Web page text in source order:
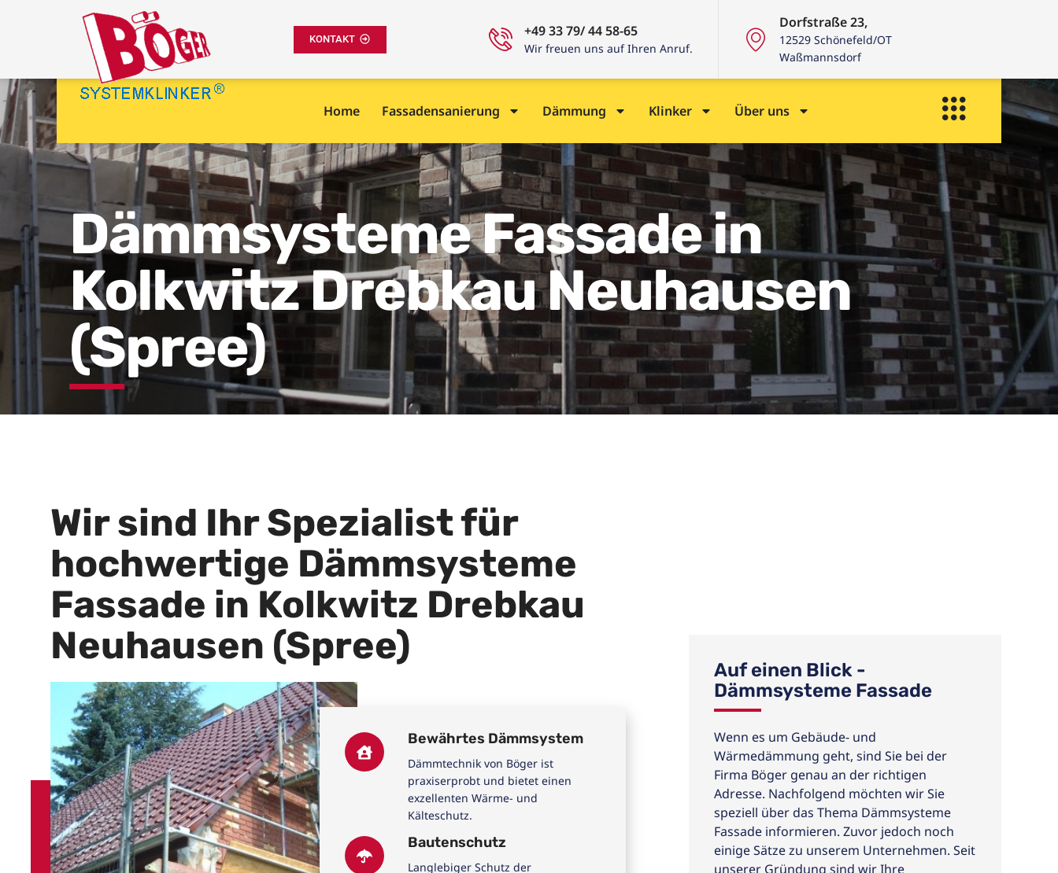
KONTAKT +49 33 79/ 44 58-65
Wir freuen uns auf Ihren Anruf.
Dorfstraße 23,
12529 Schönefeld/OT
Waßmannsdorf
Home Fassadensanierung Dämmung Klinker Über uns
Dämmsysteme Fassade in
Kolkwitz Drebkau Neuhausen
(Spree)
Wir sind Ihr Spezialist für
hochwertige Dämmsysteme
Fassade in Kolkwitz Drebkau
Neuhausen (Spree)
Bewährtes Dämmsystem
Dämmtechnik von Böger ist
praxiserprobt und bietet einen
exzellenten Wärme- und
Kälteschutz.
Bautenschutz
Langlebiger Schutz der
Auf einen Blick -
Dämmsysteme Fassade
Wenn es um Gebäude- und
Wärmedämmung geht, sind Sie bei der
Firma Böger genau an der richtigen
Adresse. Nachfolgend möchten wir Sie
speziell über das Thema Dämmsysteme
Fassade informieren. Zuvor jedoch noch
einige Sätze zu unserem Unternehmen. Seit
unserer Gründung sind wir Ihre